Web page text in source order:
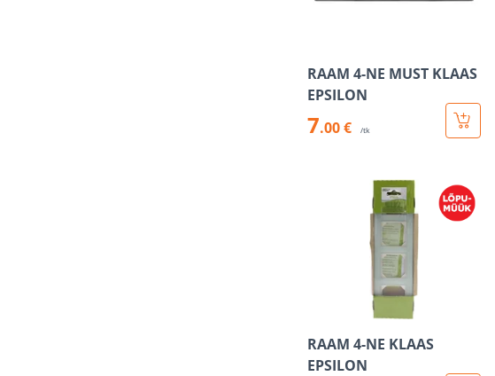
RAAM 4-NE MUST KLAAS
EPSILON
7.00 € /tk
RAAM 4-NE KLAAS
EPSILON